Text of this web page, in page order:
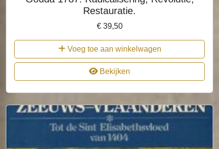
Restauratie.
€39,50
Voeg toe aan winkelwagen
Bekijken